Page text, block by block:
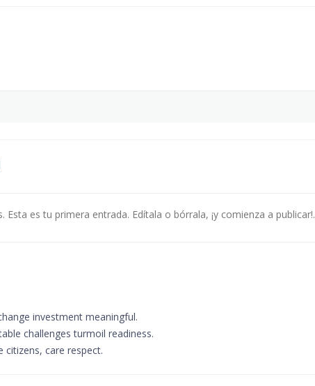
Esta es tu primera entrada. Edítala o bórrala, ¡y comienza a publicar!.
investment meaningful.
challenges turmoil readiness.
citizens, care respect.